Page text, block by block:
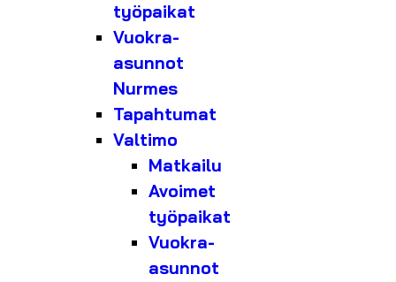
työpaikat
Vuokra-
asunnot
Nurmes
Tapahtumat
Valtimo
Matkailu
Avoimet
työpaikat
Vuokra-
asunnot